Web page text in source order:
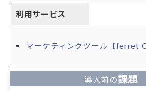
利用サービス
マーケティングツール【ferret
導入前の課題